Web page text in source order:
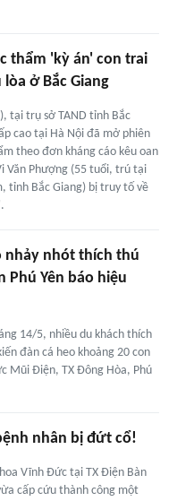
thẩm 'kỳ án' con trai
ở Bắc Giang
tại trụ sở TAND tỉnh Bắc
cao tại Hà Nội đã mở phiên
theo đơn kháng cáo kêu oan
Văn Phượng (55 tuổi, trú tại
tỉnh Bắc Giang) bị truy tố về
nhảy nhót thích thú
Phú Yên báo hiệu
14/5, nhiều du khách thích
đàn cá heo khoảng 20 con
Mũi Điện, TX Đông Hòa, Phú
nhân bị đứt cổ!
Vĩnh Đức tại TX Điện Bàn
cấp cứu thành công một